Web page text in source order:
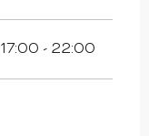
17:00 - 22:00